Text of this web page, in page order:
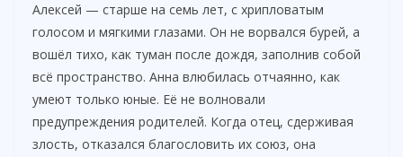
Алексей — старше на семь лет, с хрипловатым
голосом и мягкими глазами. Он не ворвался бурей, а
вошёл тихо, как туман после дождя, заполнив собой
всё пространство. Анна влюбилась отчаянно, как
умеют только юные. Её не волновали
предупреждения родителей. Когда отец, сдерживая
злость, отказался благословить их союз, она